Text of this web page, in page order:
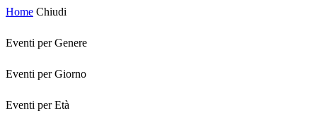
Home Chiudi
Eventi per Genere
Eventi per Giorno
Eventi per Età